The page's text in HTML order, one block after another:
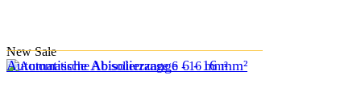
New Sale
Automatische Abisolierzange 6 - 16 mm²